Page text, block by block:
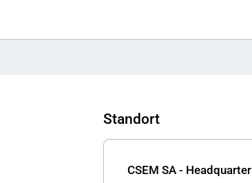
Standort
CSEM SA - Headquarter